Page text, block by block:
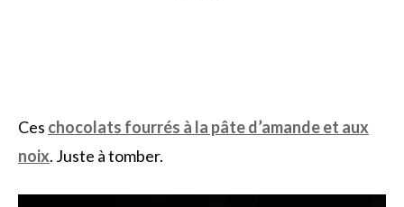
Ces chocolats fourrés à la pâte d’amande et aux
noix. Juste à tomber.